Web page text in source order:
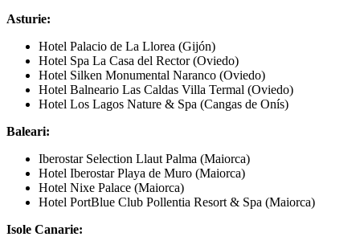
Asturie:
Hotel Palacio de La Llorea (Gijón)
Hotel Spa La Casa del Rector (Oviedo)
Hotel Silken Monumental Naranco (Oviedo)
Hotel Balneario Las Caldas Villa Termal (Oviedo)
Hotel Los Lagos Nature & Spa (Cangas de Onís)
Baleari:
Iberostar Selection Llaut Palma (Maiorca)
Hotel Iberostar Playa de Muro (Maiorca)
Hotel Nixe Palace (Maiorca)
Hotel PortBlue Club Pollentia Resort & Spa (Maiorca)
Isole Canarie: